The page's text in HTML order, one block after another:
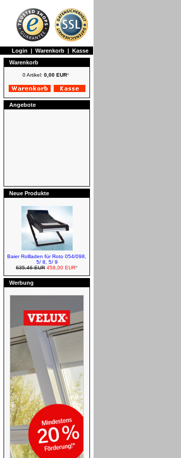
Login | Warenkorb | Kasse
Warenkorb
0 Artikel: 0,00 EUR*
Angebote
Roto Schwingfenster R6
VELUX Verdunkelungsrollos -
VELUX Markisen/Außenrollos
VELUX Plissees/Wabenplissees
Neue Produkte
Baier Rollladen für Roto 054/098,
5/ 8, 5/ 9
635,46 EUR 458,00 EUR*
Werbung